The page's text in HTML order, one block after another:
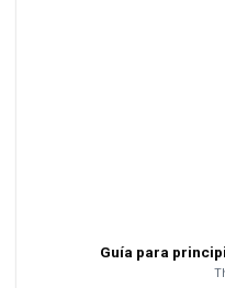
Guía para